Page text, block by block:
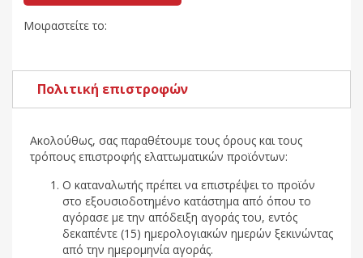
Μοιραστείτε το:
Πολιτική επιστροφών
Ακολούθως, σας παραθέτουμε τους όρους και τους
τρόπους επιστροφής ελαττωματικών προϊόντων:
Ο καταναλωτής πρέπει να επιστρέψει το προϊόν
στο εξουσιοδοτημένο κατάστημα από όπου το
αγόρασε με την απόδειξη αγοράς του, εντός
δεκαπέντε (15) ημερολογιακών ημερών ξεκινώντας
από την ημερομηνία αγοράς.